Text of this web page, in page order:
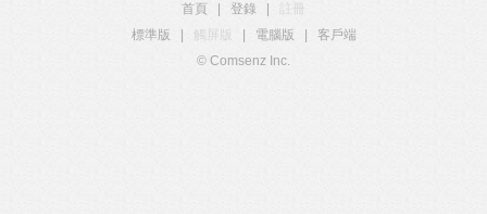
首頁 登錄
標準版
電腦版
客戶端
© Comsenz Inc.